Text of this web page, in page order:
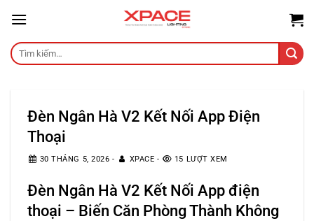
content
Tìm
kiếm:
Đèn Ngân Hà V2 Kết Nối App Điện
Thoại
30 THÁNG 5, 2026 - XPACE - 15 LƯỢT XEM
Đèn Ngân Hà V2 Kết Nối App điện
thoại – Biến Căn Phòng Thành Không